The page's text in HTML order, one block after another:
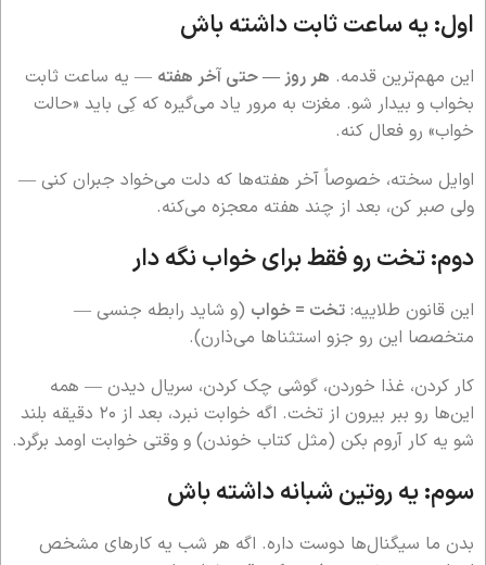
اول: یه ساعت ثابت داشته باش
این مهم‌ترین قدمه. هر روز — حتی آخر هفته — یه ساعت ثابت
بخواب و بیدار شو. مغزت به مرور یاد می‌گیره که کِی باید «حالت
خواب» رو فعال کنه.
اوایل سخته، خصوصاً آخر هفته‌ها که دلت می‌خواد جبران کنی —
ولی صبر کن، بعد از چند هفته معجزه می‌کنه.
دوم: تخت رو فقط برای خواب نگه دار
این قانون طلاییه: تخت = خواب (و شاید رابطه جنسی —
متخصصا این رو جزو استثناها می‌ذارن).
کار کردن، غذا خوردن، گوشی چک کردن، سریال دیدن — همه
این‌ها رو ببر بیرون از تخت. اگه خوابت نبرد، بعد از ۲۰ دقیقه بلند
شو یه کار آروم بکن (مثل کتاب خوندن) و وقتی خوابت اومد برگرد.
سوم: یه روتین شبانه داشته باش
بدن ما سیگنال‌ها دوست داره. اگه هر شب یه کارهای مشخص